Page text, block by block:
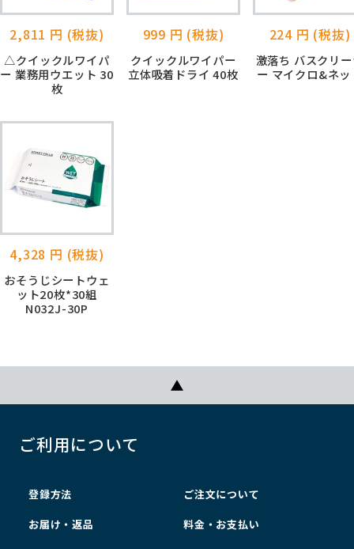
2,811 円 (税抜)
△クイックルワイパ
ー 業務用ウエット 30
枚
999 円 (税抜)
クイックルワイパー
立体吸着ドライ 40枚
224 円 (税抜)
激落ち バスクリ
ー マイクロ&ネッ
4,328 円 (税抜)
おそうじシートウェ
ット20枚*30組
N032J-30P
ご利用について
登録方法 ご注文について
お届け・返品 料金・お支払い